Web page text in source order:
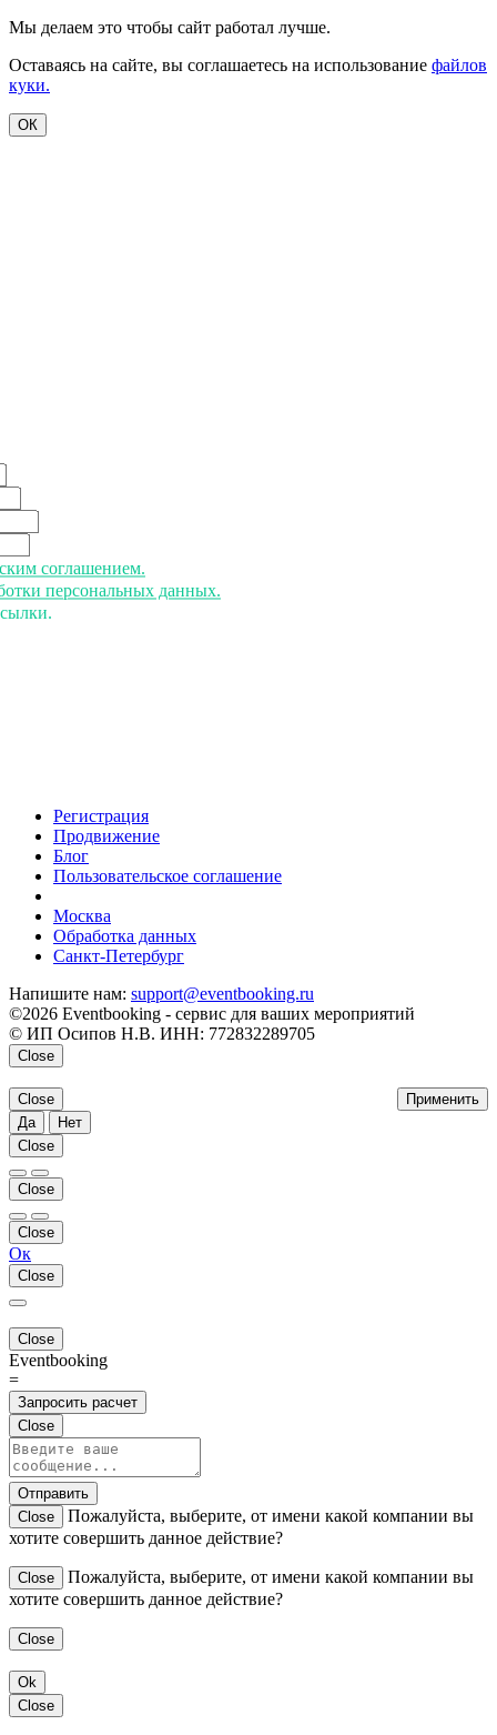
Мы делаем это чтобы сайт работал лучше.
Оставаясь на сайте, вы соглашаетесь на использование файлов
куки.
ОК
соглашением.
персональных данных.
Регистрация
Продвижение
Блог
Пользовательское соглашение
Москва
Обработка данных
Санкт-Петербург
Напишите нам: support@eventbooking.ru
©2026 Eventbooking - сервис для ваших мероприятий
© ИП Осипов Н.В. ИНН: 772832289705
Close
Применить
Close
Да
Нет
Close
Close
Close
Ок
Close
Close
Eventbooking
=
Запросить расчет
Close
Отправить
Close
Пожалуйста, выберите, от имени какой компании вы
хотите совершить данное действие?
Close
Пожалуйста, выберите, от имени какой компании вы
хотите совершить данное действие?
Close
Ok
Close